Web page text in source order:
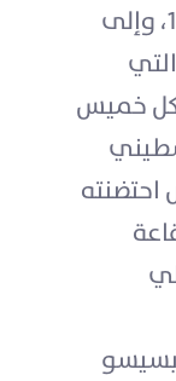
المولود في القدس العام 1946، وإلى
كل خميس
بسيسو